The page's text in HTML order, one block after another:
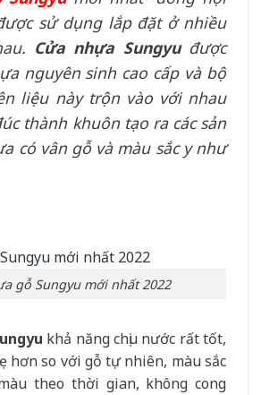
sử dụng lắp đặt ở nhiều
Cửa nhựa Sungyuđược
nguyên sinh cao cấp và bộ
liệu này trộn vào với nhau
thành khuôn tạo ra các sản
có vân gỗ và màu sắc y như
gỗ Sungyu mới nhất 2022
khả năng chịu nước rất tốt,
hơn so với gỗ tự nhiên, màu sắc
theo thời gian, không cong